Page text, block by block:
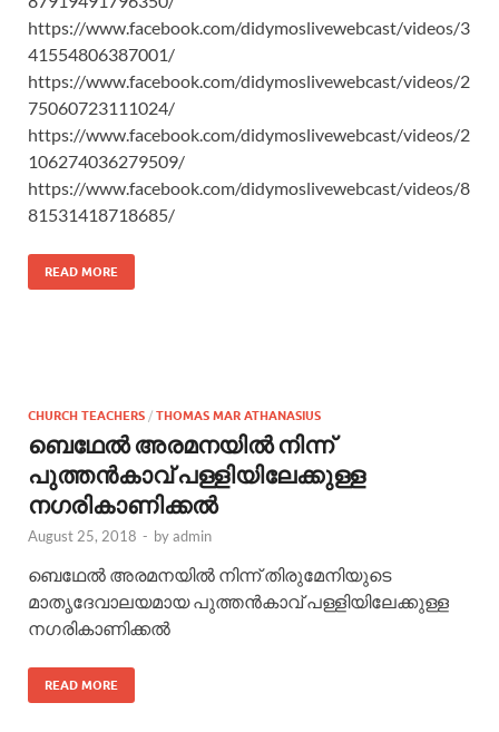
https://www.facebook.com/didymoslivewebcast/videos/3
41554806387001/
https://www.facebook.com/didymoslivewebcast/videos/2
75060723111024/
https://www.facebook.com/didymoslivewebcast/videos/2
106274036279509/
https://www.facebook.com/didymoslivewebcast/videos/8
81531418718685/
READ MORE
CHURCH TEACHERS / THOMAS MAR ATHANASIUS
ബെഥേൽ അരമനയിൽ നിന്ന്
പുത്തൻകാവ് പള്ളിയിലേക്കുള്ള
നഗരികാണിക്കൽ
August 25, 2018 - byadmin
ബെഥേൽ അരമനയിൽ നിന്ന് തിരുമേനിയുടെ
മാതൃദേവാലയമായ പുത്തൻകാവ് പള്ളിയിലേക്കുള്ള
നഗരികാണിക്കൽ
READ MORE